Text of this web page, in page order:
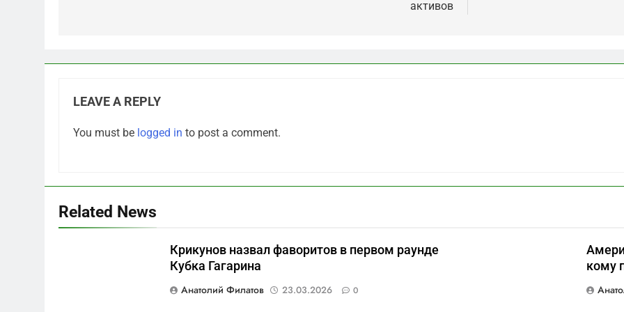
активов
LEAVE A REPLY
You must be logged in to post a comment.
Related News
Крикунов назвал фаворитов в первом раунде
Кубка Гагарина
Анатолий Филатов
23.03.2026 0
кому
5
Что происходит в
«для защиты Отечества»
6
«500-тонный беспилотник»
Что скрывает российский
ВМФ
САНКТ-ПЕТЕРБУРГ И ОБЛАСТЬ